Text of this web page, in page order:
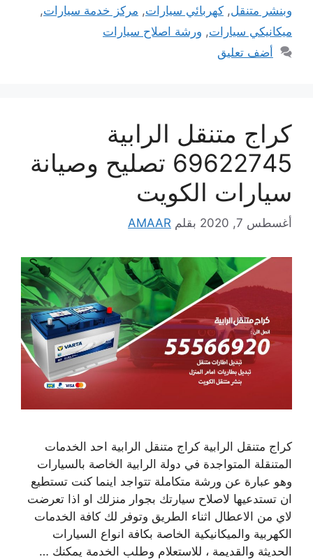
وبنشر متنقل, كهربائي سيارات, مركز خدمة سيارات,
ميكانيكي سيارات, ورشة اصلاح سيارات
أضف تعليق
كراج متنقل الرابية
69622745 تصليح وصيانة
سيارات الكويت
أغسطس 7, 2020 بقلم AMAAR
كراج متنقل الرابية كراج متنقل الرابية احد الخدمات
المتنقلة المتواجدة في دولة الرابية الخاصة بالسيارات
وهو عبارة عن ورشة متكاملة تتواجد اينما كنت تستطيع
ان تستدعيها لاصلاح سيارتك بجوار منزلك او اذا تعرضت
لاي من الاعطال اثناء الطريق وتوفر لك كافة الخدمات
الكهربية والميكانيكية الخاصة بكافة انواع السيارات
الحديثة والقديمة ، للاستعلام وطلب الخدمة يمكنك …